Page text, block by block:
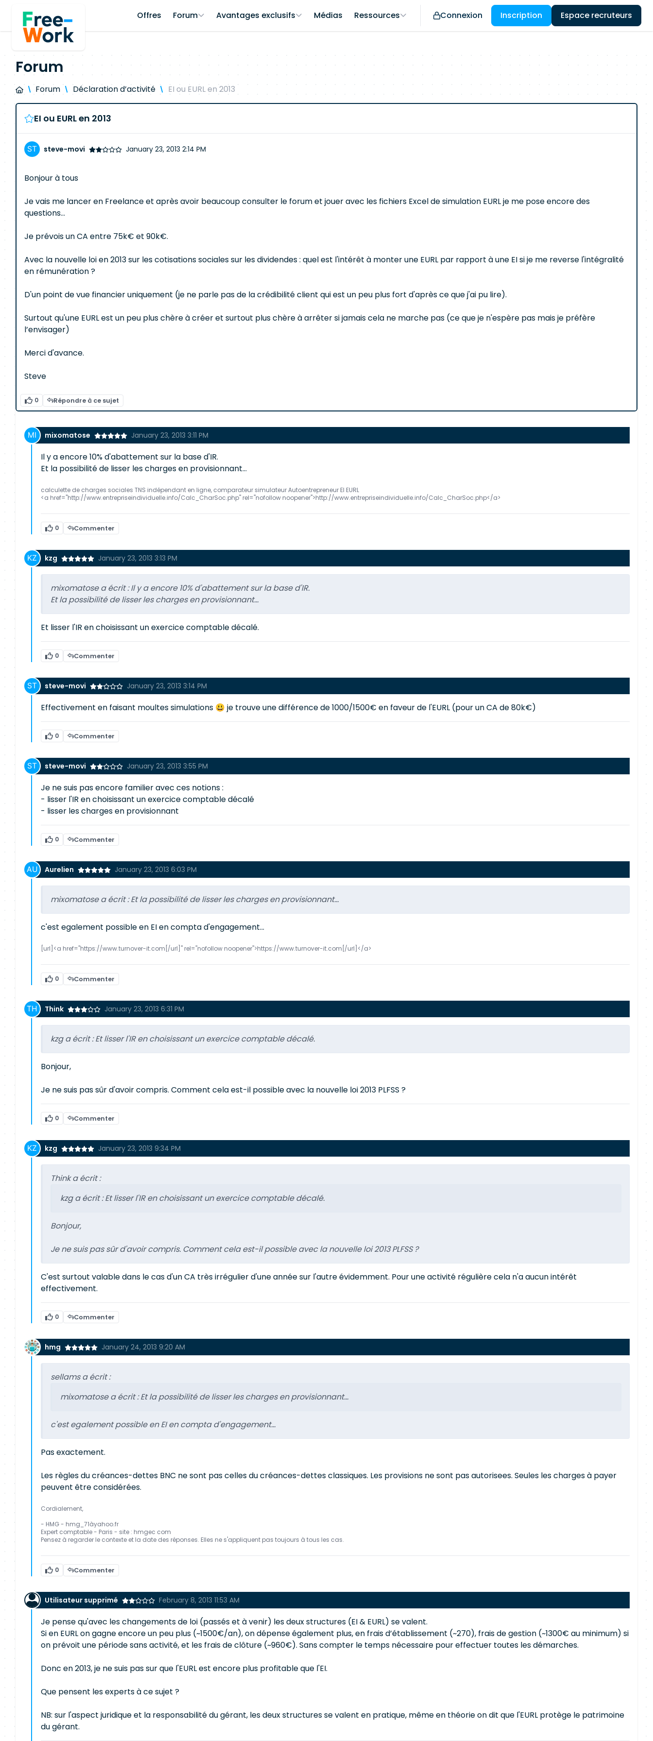
Offres Forum Avantages exclusifs Médias Ressources Connexion Inscription Espace recruteurs
Forum
Forum Déclaration d’activité EI ou EURL en 2013
EI ou EURL en 2013
steve-movi January 23, 2013 2:14 PM
Bonjour à tous
Je vais me lancer en Freelance et après avoir beaucoup consulter le forum et jouer avec les fichiers Excel de simulation EURL je me pose encore des
questions...
Je prévois un CA entre 75k€ et 90k€.
Avec la nouvelle loi en 2013 sur les cotisations sociales sur les dividendes : quel est l'intérêt à monter une EURL par rapport à une EI si je me reverse l'intégralité
en rémunération ?
D'un point de vue financier uniquement (je ne parle pas de la crédibilité client qui est un peu plus fort d'après ce que j'ai pu lire).
Surtout qu'une EURL est un peu plus chère à créer et surtout plus chère à arrêter si jamais cela ne marche pas (ce que je n'espère pas mais je préfère
l’envisager)
Merci d'avance.
Steve
0 Répondre à ce sujet
mixomatose January 23, 2013 3:11 PM
Il y a encore 10% d'abattement sur la base d'IR.
Et la possibilité de lisser les charges en provisionnant...
calculette de charges sociales TNS indépendant en ligne, comparateur simulateur Autoentrepreneur EI EURL
<a href="http://www.entrepriseindividuelle.info/Calc_CharSoc.php" rel="nofollow noopener">http://www.entrepriseindividuelle.info/Calc_CharSoc.php</a>
0 Commenter
kzg January 23, 2013 3:13 PM
mixomatose a écrit :Il y a encore 10% d'abattement sur la base d'IR.
Et la possibilité de lisser les charges en provisionnant...
Et lisser l'IR en choisissant un exercice comptable décalé.
0 Commenter
steve-movi January 23, 2013 3:14 PM
Effectivement en faisant moultes simulations 😃 je trouve une différence de 1000/1500€ en faveur de l'EURL (pour un CA de 80k€)
0 Commenter
steve-movi January 23, 2013 3:55 PM
Je ne suis pas encore familier avec ces notions :
- lisser l'IR en choisissant un exercice comptable décalé
- lisser les charges en provisionnant
0 Commenter
Aurelien January 23, 2013 6:03 PM
mixomatose a écrit :Et la possibilité de lisser les charges en provisionnant...
c'est egalement possible en EI en compta d'engagement...
[url]<a href="https://www.turnover-it.com[/url]" rel="nofollow noopener">https://www.turnover-it.com[/url]</a>
0 Commenter
Think January 23, 2013 6:31 PM
kzg a écrit :Et lisser l'IR en choisissant un exercice comptable décalé.
Bonjour,
Je ne suis pas sûr d'avoir compris. Comment cela est-il possible avec la nouvelle loi 2013 PLFSS ?
0 Commenter
kzg January 23, 2013 9:34 PM
Think a écrit :
kzg a écrit :Et lisser l'IR en choisissant un exercice comptable décalé.
Bonjour,
Je ne suis pas sûr d'avoir compris. Comment cela est-il possible avec la nouvelle loi 2013 PLFSS ?
C'est surtout valable dans le cas d'un CA très irrégulier d'une année sur l'autre évidemment. Pour une activité régulière cela n'a aucun intérêt
effectivement.
0 Commenter
hmg January 24, 2013 9:20 AM
sellams a écrit :
mixomatose a écrit :Et la possibilité de lisser les charges en provisionnant...
c'est egalement possible en EI en compta d'engagement...
Pas exactement.
Les règles du créances-dettes BNC ne sont pas celles du créances-dettes classiques. Les provisions ne sont pas autorisees. Seules les charges à payer
peuvent être considérées.
Cordialement,
- HMG - hmg_71àyahoo.fr
Expert comptable - Paris - site : hmgec com
Pensez à regarder le contexte et la date des réponses. Elles ne s'appliquent pas toujours à tous les cas.
0 Commenter
Utilisateur supprimé February 8, 2013 11:53 AM
Je pense qu'avec les changements de loi (passés et à venir) les deux structures (EI & EURL) se valent.
Si en EURL on gagne encore un peu plus (~1500€/an), on dépense également plus, en frais d’établissement (~270), frais de gestion (~1300€ au minimum) si
on prévoit une période sans activité, et les frais de clôture (~960€). Sans compter le temps nécessaire pour effectuer toutes les démarches.
Donc en 2013, je ne suis pas sur que l'EURL est encore plus profitable que l'EI.
Que pensent les experts à ce sujet ?
NB: sur l'aspect juridique et la responsabilité du gérant, les deux structures se valent en pratique, même en théorie on dit que l'EURL protège le patrimoine
du gérant.